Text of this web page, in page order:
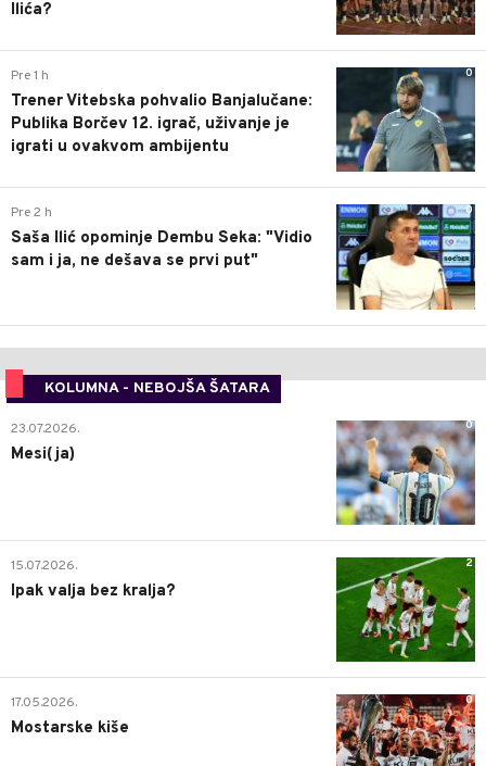
Ilića?
0
Pre 1 h
Trener Vitebska pohvalio Banjalučane:
Publika Borčev 12. igrač, uživanje je
igrati u ovakvom ambijentu
0
Pre 2 h
Saša Ilić opominje Dembu Seka: "Vidio
sam i ja, ne dešava se prvi put"
KOLUMNA - NEBOJŠA ŠATARA
0
23.07.2026.
Mesi(ja)
2
15.07.2026.
Ipak valja bez kralja?
0
17.05.2026.
Mostarske kiše